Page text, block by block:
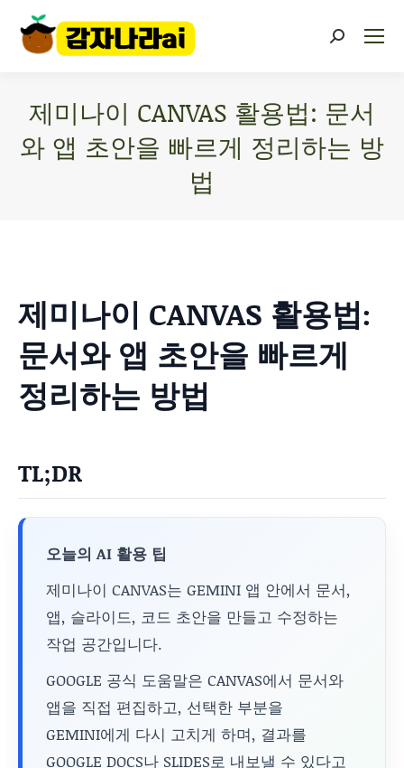
제미나이 CANVAS 활용법: 문서
와 앱 초안을 빠르게 정리하는 방
법
제미나이 CANVAS 활용법:
문서와 앱 초안을 빠르게
정리하는 방법
TL;DR
오늘의 AI 활용 팁
제미나이 CANVAS는 GEMINI 앱 안에서 문서,
앱, 슬라이드, 코드 초안을 만들고 수정하는
작업 공간입니다.
GOOGLE 공식 도움말은 CANVAS에서 문서와
앱을 직접 편집하고, 선택한 부분을
GEMINI에게 다시 고치게 하며, 결과를
GOOGLE DOCS나 SLIDES로 내보낼 수 있다고